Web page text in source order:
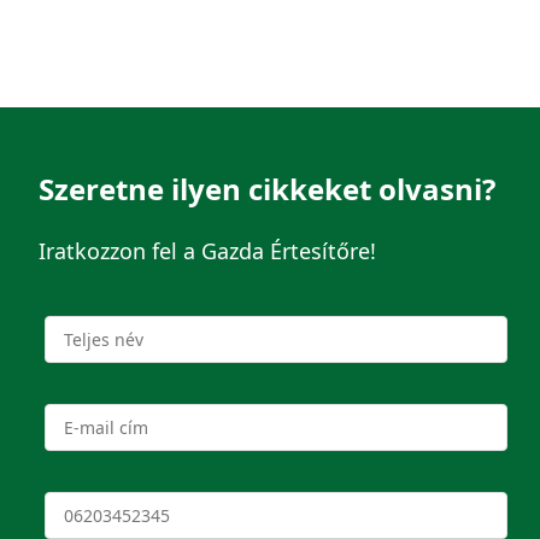
Szeretne ilyen cikkeket olvasni?
Iratkozzon fel a Gazda Értesítőre!